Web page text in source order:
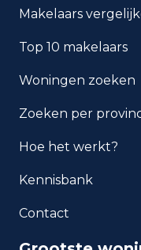
1700 tot 1900
1900 tot 1925
1925 tot 1950
1950 tot 1970
1970 tot 1980
Makelaars
Top 10 makelaars
Woningen zoeken
Zoeken per
Hoe het werkt?
Kennisbank
Contact